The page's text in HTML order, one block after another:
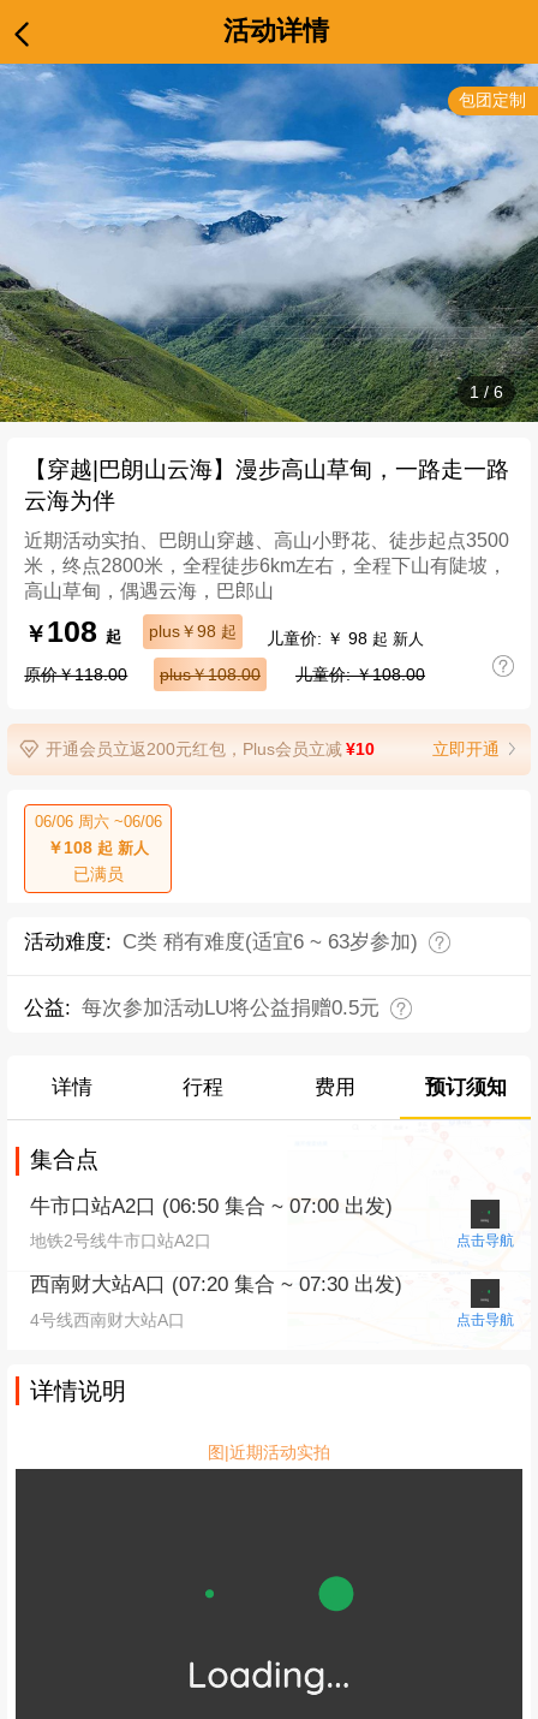
活动详情
1/6
【穿越|巴朗山云海】漫步高山草甸，一路走一路
云海为伴
近期活动实拍、巴朗山穿越、高山小野花、徒步起点3500
米，终点2800米，全程徒步6km左右，全程下山有陡坡，
高山草甸，偶遇云海，巴郎山
￥108起 plus￥98 起 儿童价: ￥ 98 起 新人
原价￥118.00 plus￥108.00 儿童价: ￥108.00
开通会员立返200元红包，Plus会员立减¥10 立即开通
06/06 周六 ~06/06
￥108起 新人
已满员
包团定制
活动难度: C类 稍有难度(适宜6 ~ 63岁参加)
公益: 每次参加活动LU将公益捐赠0.5元
详情 行程 费用 预订须知
集合点
牛市口站A2口 (06:50 集合 ~ 07:00 出发)
地铁2号线牛市口站A2口 点击导航
西南财大站A口 (07:20 集合 ~ 07:30 出发)
4号线西南财大站A口 点击导航
详情说明
图|近期活动实拍